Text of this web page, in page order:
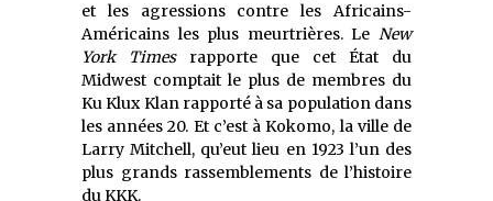
et les agressions contre les Africains-
Américains les plus meurtrières. Le New
York Timesrapporte que cet État du
Midwest comptait le plus de membres du
Ku Klux Klan rapporté à sa population dans
les années 20. Et c’est à Kokomo, la ville de
Larry Mitchell, qu’eut lieu en 1923 l’un des
plus grands rassemblements de l’histoire
du KKK.